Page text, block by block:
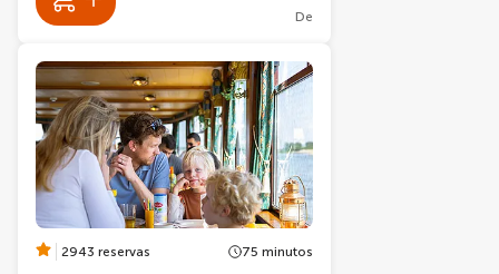
De
2943 reservas 75 minutos